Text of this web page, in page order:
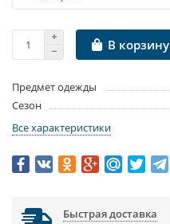
В корзину
Предмет одежды
Сезон
Все характеристики
Быстрая доставка